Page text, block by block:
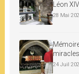
Léon XIV
28 Mai
miracles
24 Juil